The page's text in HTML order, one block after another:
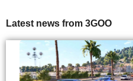
Latest news from 3GOO